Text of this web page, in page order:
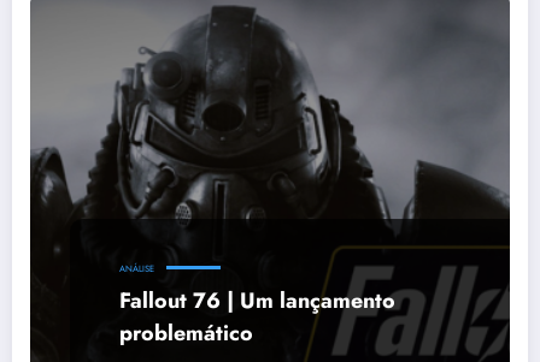
ANÁLISE
Fallout 76 | Um lançamento
problemático